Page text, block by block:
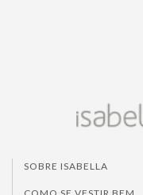
SOBRE ISABELLA